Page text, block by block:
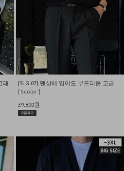
[LOG.09] 3게이지 탄탄한 코위찬 돌고래 니트 집업
[SLG.07] 맨살에 입어도 부드러운 고급스런 입체 사선케이블 가디건
[ 5color ]
39,800원